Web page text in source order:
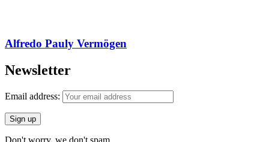
Alfredo Pauly Vermögen
Newsletter
Email address:
Don't worry, we don't spam